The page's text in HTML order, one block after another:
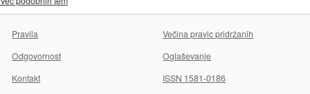
Pravila
Večina pravic pridržanih
Odgovornost
Oglaševanje
Kontakt
ISSN 1581-0186